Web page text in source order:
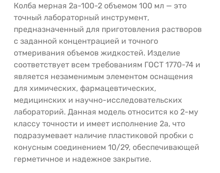
Колба мерная 2а-100-2 объемом 100 мл — это
точный лабораторный инструмент,
предназначенный для приготовления растворов
с заданной концентрацией и точного
отмеривания объемов жидкостей. Изделие
соответствует всем требованиям ГОСТ 1770-74 и
является незаменимым элементом оснащения
для химических, фармацевтических,
медицинских и научно-исследовательских
лабораторий. Данная модель относится ко 2-му
классу точности и имеет исполнение 2а, что
подразумевает наличие пластиковой пробки с
конусным соединением 10/29, обеспечивающей
герметичное и надежное закрытие.